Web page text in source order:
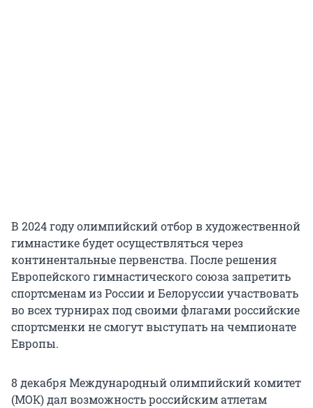
В 2024 году олимпийский отбор в художественной
гимнастике будет осуществляться через
континентальные первенства. После решения
Европейского гимнастического союза запретить
спортсменам из России и Белоруссии участвовать
во всех турнирах под своими флагами российские
спортсменки не смогут выступать на чемпионате
Европы.
8 декабря Международный олимпийский комитет
(МОК) дал возможность российским атлетам